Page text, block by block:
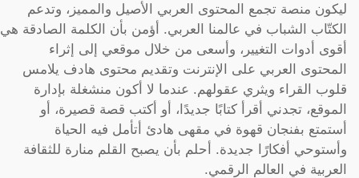
ليكون منصة تجمع المحتوى العربي الأصيل والمميز، وتدعم
الكتّاب الشباب في عالمنا العربي. أؤمن بأن الكلمة الصادقة هي
أقوى أدوات التغيير، وأسعى من خلال موقعي إلى إثراء
المحتوى العربي على الإنترنت وتقديم محتوى هادف يلامس
قلوب القراء ويثري عقولهم. عندما لا أكون منشغلة بإدارة
الموقع، تجدني أقرأ كتابًا جديدًا، أو أكتب قصة قصيرة، أو
أستمتع بفنجان قهوة في مقهى هادئ أتأمل فيه الحياة
وأستوحي أفكارًا جديدة. أحلم بأن يصبح القلم منارة للثقافة
العربية في العالم الرقمي.